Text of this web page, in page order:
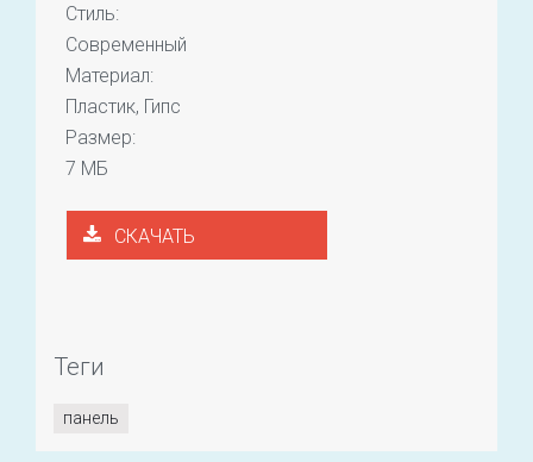
Стиль:
Современный
Материал:
Пластик, Гипс
Размер:
7 МБ
СКАЧАТЬ
Теги
панель